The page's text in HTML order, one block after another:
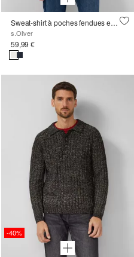
Sweat-shirt à poches fendues et écusson logoté
s.Oliver
59,99 €
-40%